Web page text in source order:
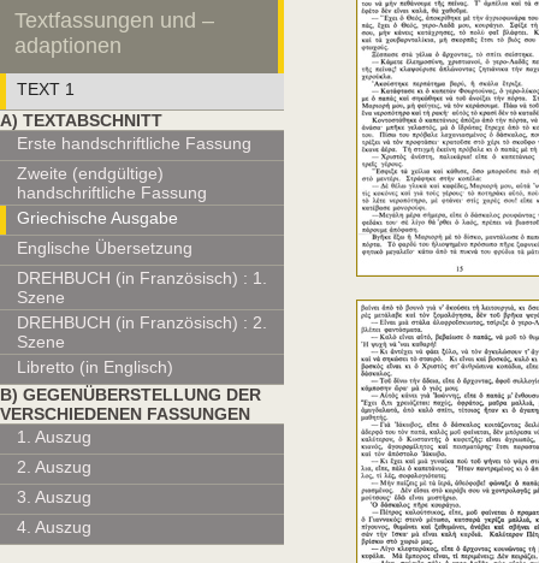
Textfassungen und –
adaptionen
TEXT 1
Α) TEXTABSCHNITT
Erste handschriftliche Fassung
Zweite (endgültige)
handschriftliche Fassung
Griechische Ausgabe
Englische Übersetzung
DREHBUCH (in Französisch) : 1.
Szene
DREHBUCH (in Französisch) : 2.
Szene
Libretto (in Englisch)
Β) GEGENÜBERSTELLUNG DER
VERSCHIEDENEN FASSUNGEN
1. Auszug
2. Auszug
3. Auszug
4. Auszug